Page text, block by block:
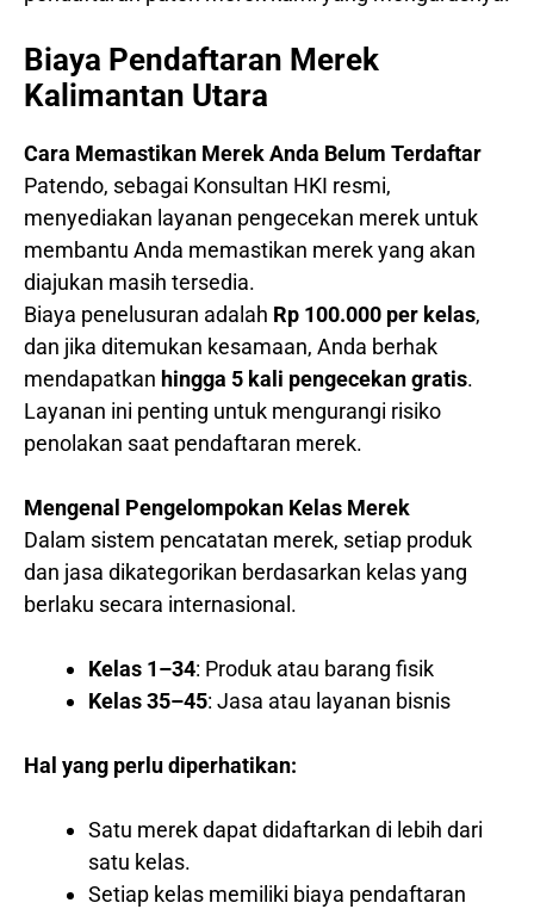
Biaya Pendaftaran Merek
Kalimantan Utara
Cara Memastikan Merek Anda Belum Terdaftar
Patendo, sebagai Konsultan HKI resmi,
menyediakan layanan pengecekan merek untuk
membantu Anda memastikan merek yang akan
diajukan masih tersedia.
Biaya penelusuran adalah Rp 100.000 per kelas,
dan jika ditemukan kesamaan, Anda berhak
mendapatkan hingga 5 kali pengecekan gratis.
Layanan ini penting untuk mengurangi risiko
penolakan saat pendaftaran merek.
Mengenal Pengelompokan Kelas Merek
Dalam sistem pencatatan merek, setiap produk
dan jasa dikategorikan berdasarkan kelas yang
berlaku secara internasional.
Kelas 1–34: Produk atau barang fisik
Kelas 35–45: Jasa atau layanan bisnis
Hal yang perlu diperhatikan:
Satu merek dapat didaftarkan di lebih dari
satu kelas.
Setiap kelas memiliki biaya pendaftaran